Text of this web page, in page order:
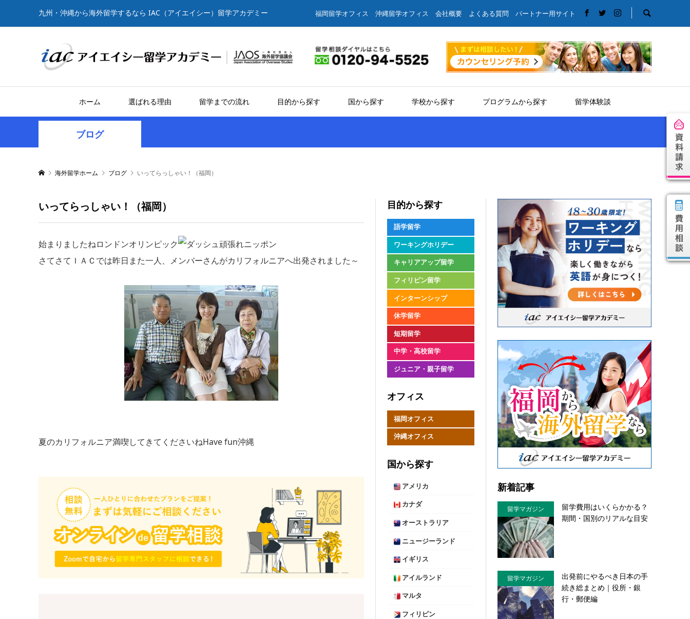
九州・沖縄から海外留学するなら IAC（アイエイシー）留学アカデミー 福岡留学オフィス 沖縄留学オフィス 会社概要 よくある質問 パートナー用サイト
ホーム 選ばれる理由 留学までの流れ 目的から探す 国から探す 学校から探す プログラムから探す 留学体験談
ブログ
海外留学ホーム ブログ いってらっしゃい！（福岡）
いってらっしゃい！（福岡）
始まりましたねロンドンオリンピック
頑張れニッポン
さてさてＩＡＣでは昨日また一人、メンバーさんがカリフォルニアへ出発されました～
夏のカリフォルニア満喫してきてくださいねHave fun沖縄
目的から探す
語学留学
ワーキングホリデー
キャリアアップ留学
フィリピン留学
インターンシップ
休学留学
短期留学
中学・高校留学
ジュニア・親子留学
オフィス
福岡オフィス
沖縄オフィス
国から探す
アメリカ
カナダ
オーストラリア
ニュージーランド
イギリス
アイルランド
マルタ
フィリピン
新着記事
留学マガジン
留学費用はいくらかかる？
期間・国別のリアルな目安
留学マガジン
出発前にやるべき日本の手
続き総まとめ｜役所・銀
行・郵便編